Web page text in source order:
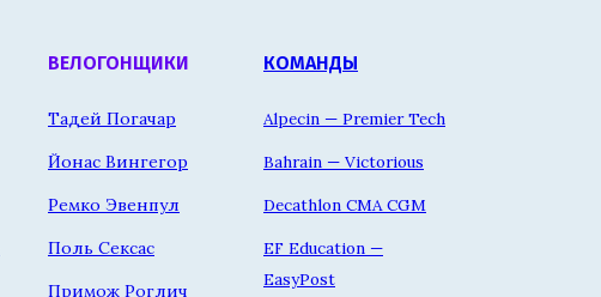
ВЕЛОГОНЩИКИ
Тадей Погачар
Йонас Вингегор
Ремко Эвенпул
Поль Сексас
Примож Роглич
КОМАНДЫ
Alpecin — Premier Tech
Bahrain — Victorious
Decathlon CMA CGM
EF Education —
EasyPost